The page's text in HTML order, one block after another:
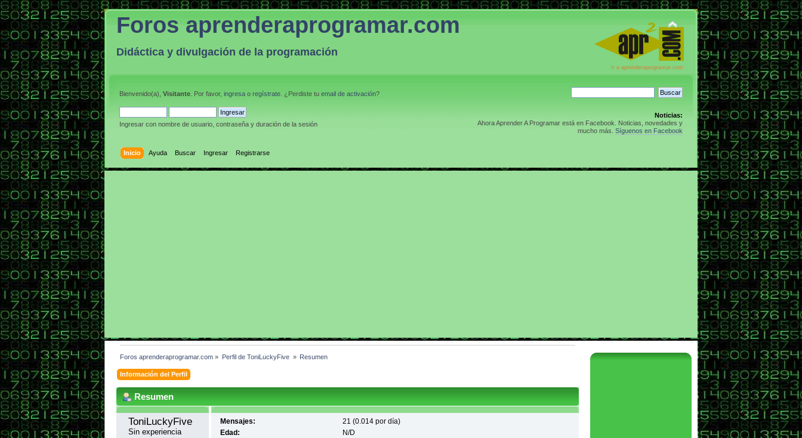
Foros aprenderaprogramar.com
Didáctica y divulgación de la programación
Ir a aprenderaprogramar.com
Bienvenido(a), Visitante . Por favor, ingresa o regístrate . ¿Perdiste tu email de activación?
Ingresar con nombre de usuario, contraseña y duración de la sesión
Noticias:
Ahora Aprender A Programar está en Facebook. Noticias, novedades y
mucho más. Síguenos en Facebook
Inicio Ayuda Buscar Ingresar Registrarse
Foros aprenderaprogramar.com » Perfil de ToniLuckyFive » Resumen
Información del Perfil
Resumen
ToniLuckyFive
Sin experiencia
Mensajes:
21 (0.014 por día)
Edad:
N/D